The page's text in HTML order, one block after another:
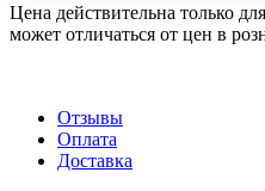
Цена действительна только
может отличаться от цен в
Отзывы
Оплата
Доставка